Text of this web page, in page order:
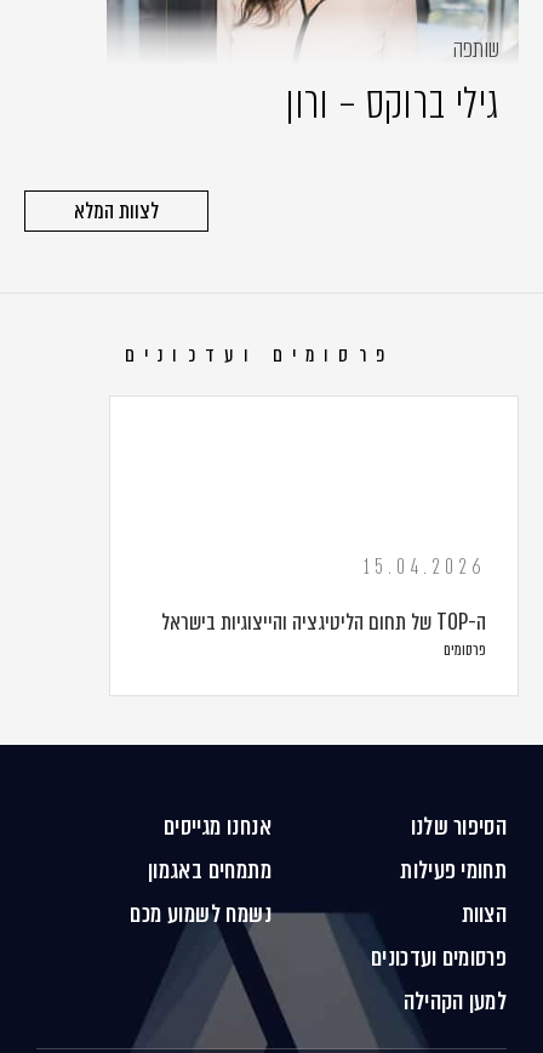
שותפה
גילי ברוקס – ורון
לצוות המלא
פרסומים ועדכונים
15.04.2026
ה-TOP של תחום הליטיגציה והייצוגיות בישראל
פרסומים
הסיפור שלנו
תחומי פעילות
הצוות
פרסומים ועדכונים
למען הקהילה
אנחנו מגייסים
מתמחים באגמון
נשמח לשמוע מכם